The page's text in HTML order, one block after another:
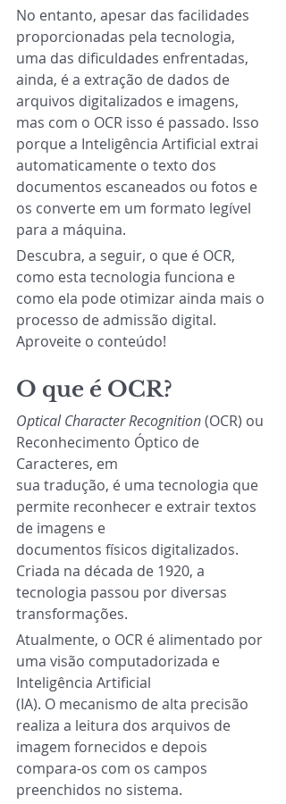
No entanto, apesar das facilidades
proporcionadas pela tecnologia,
uma das dificuldades enfrentadas,
ainda, é a extração de dados de
arquivos digitalizados e imagens,
mas com o OCR isso é passado. Isso
porque a Inteligência Artificial extrai
automaticamente o texto dos
documentos escaneados ou fotos e
os converte em um formato legível
para a máquina.
Descubra, a seguir, o que é OCR,
como esta tecnologia funciona e
como ela pode otimizar ainda mais o
processo de admissão digital.
Aproveite o conteúdo!
O que é OCR?
Optical Character Recognition (OCR) ou
Reconhecimento Óptico de
Caracteres, em
sua tradução, é uma tecnologia que
permite reconhecer e extrair textos
de imagens e
documentos físicos digitalizados.
Criada na década de 1920, a
tecnologia passou por diversas
transformações.
Atualmente, o OCR é alimentado por
uma visão computadorizada e
Inteligência Artificial
(IA). O mecanismo de alta precisão
realiza a leitura dos arquivos de
imagem fornecidos e depois
compara-os com os campos
preenchidos no sistema.